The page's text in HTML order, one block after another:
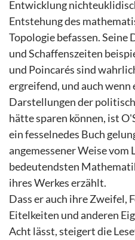
Entwicklung
Entstehung des
Topologie befassen. Seine
und Schaffenszeiten
und Poincarés sind
ergreifend, und auch wenn
Darstellungen der
hätte sparen können, ist
ein fesselnedes Buch
angemessener Weise vom
bedeutendsten
ihres Werkes erzählt.
Dass er auch ihre Zweifel,
Eitelkeiten und anderen
Acht lässt, steigert die